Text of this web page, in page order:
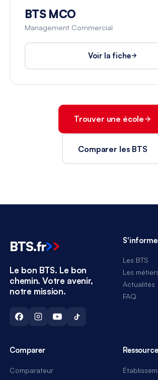
BTS MCO
Management Commercial
Voir la fiche
Trouver une école
Comparer les BTS
BTS.fr
Le bon BTS. Le bon
chemin. Votre avenir,
notre mission.
Les BTS
Les
Actualités
FAQ
Comparer
Comparateur